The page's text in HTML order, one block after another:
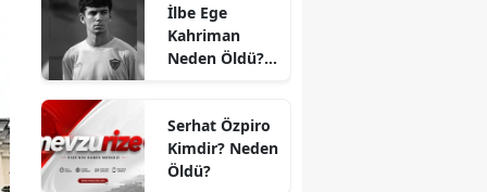
İlbe Ege
Kahriman
Neden Öldü?
Futbolcunun
Ölüm Sebebi
Açıklandı mı?
Serhat Özpiro
Kimdir? Neden
Öldü?